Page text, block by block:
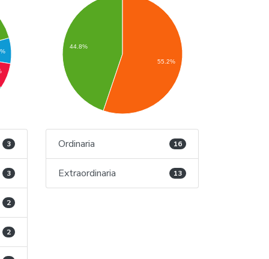
3
3
2
2
44.8%
55.2%
Ordinaria 16
Extraordinaria 13